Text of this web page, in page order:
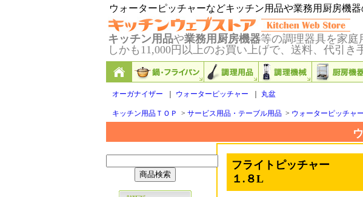
ウォーターピッチャーなどキッチン用品や業務用厨房機
キッチン用品や業務用厨房機器等の調理器具を家庭
しかも11,000円以上のお買い上げで、送料、代引き
オーガナイザー ウォーターピッチャー 丸盆
キッチン用品ＴＯＰ > サービス用品・テーブル用品 > ウォーターピッチャー
フライトピッチャー
１.８L